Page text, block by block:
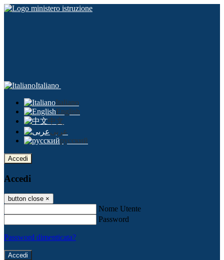
Italiano
Italiano
English
中文
عربى
русский
Accedi
Accedi
button close ×
Nome Utente
Password
Password dimenticata?